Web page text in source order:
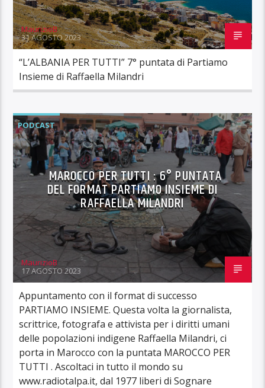
MaurizioB
31 AGOSTO 2023
“L’ALBANIA PER TUTTI” 7° puntata di Partiamo
Insieme di Raffaella Milandri
PODCAST
MAROCCO PER TUTTI : 6° PUNTATA
DEL FORMAT PARTIAMO INSIEME DI
RAFFAELLA MILANDRI
MaurizioB
17 AGOSTO 2023
Appuntamento con il format di successo
PARTIAMO INSIEME. Questa volta la giornalista,
scrittrice, fotografa e attivista per i diritti umani
delle popolazioni indigene Raffaella Milandri, ci
porta in Marocco con la puntata MAROCCO PER
TUTTI . Ascoltaci in tutto il mondo su
www.radiotalpa.it, dal 1977 liberi di Sognare